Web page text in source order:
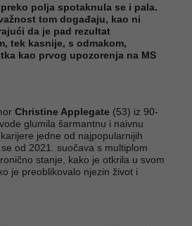
polja spotaknula se i pala.
tom događaju, kao ni
da je pad rezultat
tek kasnije, s odmakom,
kao prvog upozorenja na MS
Christine Applegate (53) iz 90-
glumila šarmantnu i naivnu
jedne od najpopularnijih
od 2021. suočava s multiplom
stanje, kako je otkrila u svom
je preoblikovalo njezin život i